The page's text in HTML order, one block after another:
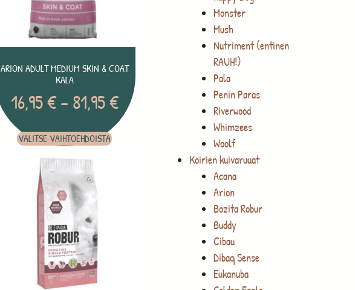
Monster
Mush
Nutriment (entinen
RAUH!)
Pala
Penin Paras
Riverwood
Whimzees
Woolf
Koirien kuivaruuat
Acana
Arion
Bozita Robur
Buddy
Cibau
Dibaq Sense
Eukanuba
ARION ADULT MEDIUM SKIN & COAT
KALA
16,95€– 81,95€
VALITSE VAIHTOEHDOISTA